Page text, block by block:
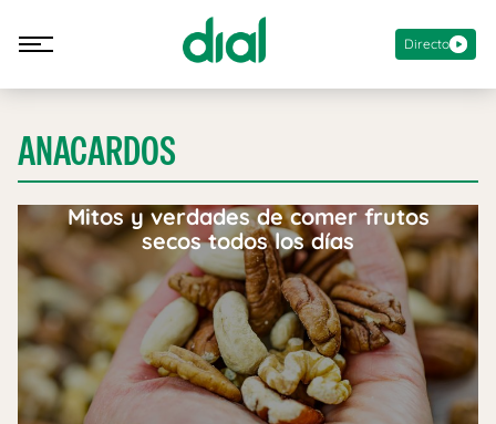
Directo
ANACARDOS
Mitos y verdades de comer frutos
secos todos los días